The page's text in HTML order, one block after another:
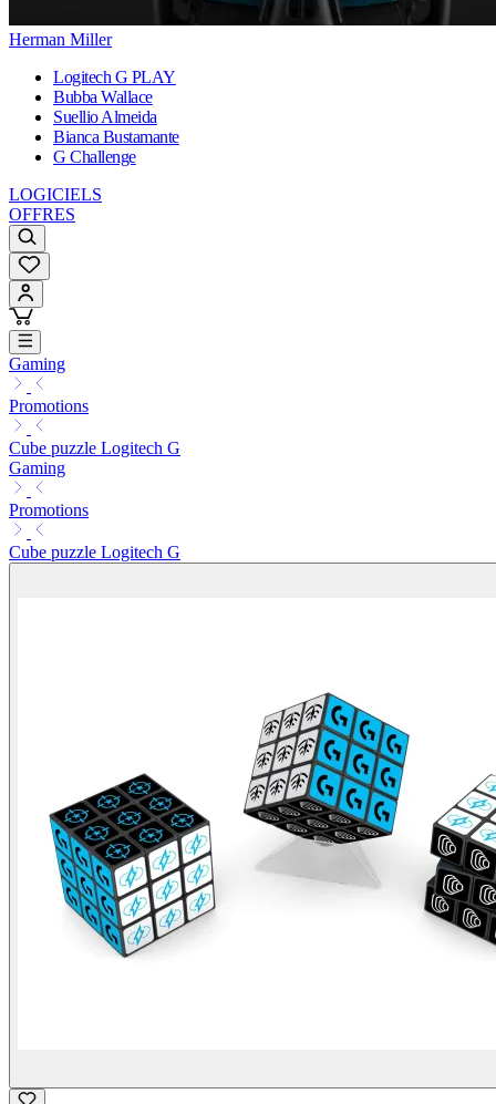
Herman Miller
Logitech G PLAY
Bubba Wallace
Suellio Almeida
Bianca Bustamante
G Challenge
LOGICIELS
OFFRES
Gaming
Promotions
Cube puzzle Logitech G
Gaming
Promotions
Cube puzzle Logitech G